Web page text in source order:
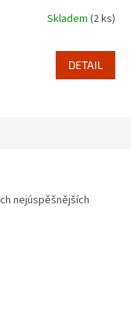
Skladem (2 ks)
DETAIL
nejúspěšnějších